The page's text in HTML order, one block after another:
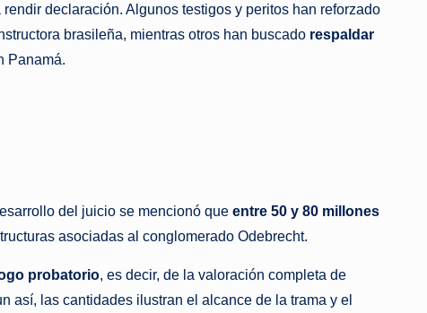
rendir declaración. Algunos testigos y peritos han reforzado
brasileña, mientras otros han buscado respaldar
Panamá.
del juicio se mencionó que entre 50 y 80 millones
asociadas al conglomerado Odebrecht.
probatorio, es decir, de la valoración completa de
así, las cantidades ilustran el alcance de la trama y el